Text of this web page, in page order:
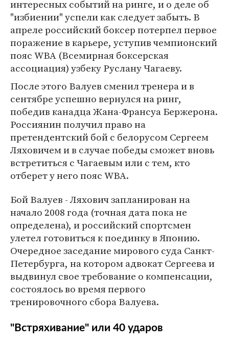
интересных событий на ринге, и о деле об
"избиении" успели как следует забыть. В
апреле российский боксер потерпел первое
поражение в карьере, уступив чемпионский
пояс WBA (Всемирная боксерская
ассоциация) узбеку Руслану Чагаеву.
После этого Валуев сменил тренера и в
сентябре успешно вернулся на ринг,
победив канадца Жана-Франсуа Бержерона.
Россиянин получил право на
претендентский бой с белорусом Сергеем
Ляховичем и в случае победы сможет вновь
встретиться с Чагаевым или с тем, кто
отберет у него пояс WBA.
Бой Валуев - Ляхович запланирован на
начало 2008 года (точная дата пока не
определена), и российский спортсмен
улетел готовиться к поединку в Японию.
Очередное заседание мирового суда Санкт-
Петербурга, на котором адвокат Сергеева и
выдвинул свое требование о компенсации,
состоялось во время первого
тренировочного сбора Валуева.
"Встряхивание" или 40 ударов